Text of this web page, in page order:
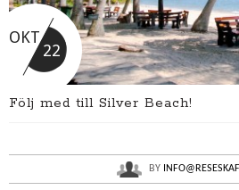
OKT
22
Följ med till Silver Beach!
BY